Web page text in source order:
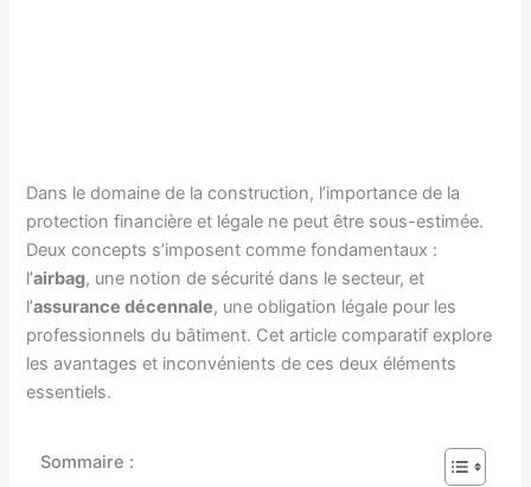
Dans le domaine de la construction, l’importance de la
protection financière et légale ne peut être sous-estimée.
Deux concepts s’imposent comme fondamentaux :
l’airbag, une notion de sécurité dans le secteur, et
l’assurance décennale, une obligation légale pour les
professionnels du bâtiment. Cet article comparatif explore
les avantages et inconvénients de ces deux éléments
essentiels.
Sommaire :